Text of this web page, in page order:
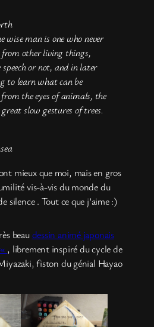
wise man is one who never
other living things,
or not, and in later
to learn what can be
the eyes of animals, the
slow gestures of trees.
mieux que moi, mais en gros
vis-à-vis du monde du
silence . Tout ce que j’aime :)
beaudessin animé japonais
« , librement inspiré du cycle de
fiston du génial Hayao